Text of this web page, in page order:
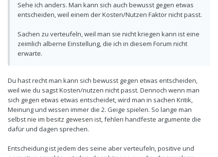
Sehe ich anders. Man kann sich auch bewusst gegen etwas
entscheiden, weil einem der Kosten/Nutzen Faktor nicht passt.
Sachen zu verteufeln, weil man sie nicht kriegen kann ist eine
zeimlich alberne Einstellung, die ich in diesem Forum nicht
erwarte.
Du hast recht man kann sich bewusst gegen etwas entscheiden,
weil wie du sagst Kosten/nutzen nicht passt. Dennoch wenn man
sich gegen etwas etwas entscheidet, wird man in sachen Kritik,
Meinung und wissen immer die 2. Geige spielen. So lange man
selbst nie im besitz gewesen ist, fehlen handfeste argumente die
dafür und dagen sprechen.
Entscheidung ist jedem des seine aber verteufeln, positive und